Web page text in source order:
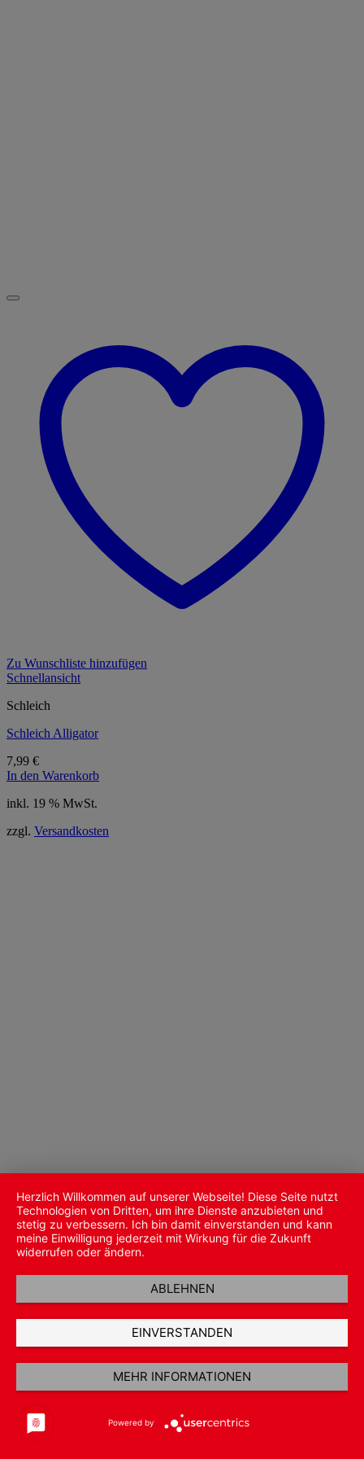
Zu Wunschliste hinzufügen
Schnellansicht
Schleich
Schleich Alligator
7,99 €
In den Warenkorb
inkl. 19 % MwSt.
zzgl. Versandkosten
Herzlich Willkommen auf unserer Webseite! Diese Seite nutzt
Technologien von Dritten, um ihre Dienste anzubieten und
stetig zu verbessern. Ich bin damit einverstanden und kann
meine Einwilligung jederzeit mit Wirkung für die Zukunft
widerrufen oder ändern.
ABLEHNEN
EINVERSTANDEN
MEHR INFORMATIONEN
Powered by